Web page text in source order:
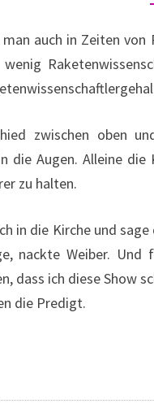
auch in Zeiten
zwischen oben
die Augen. Alleine
zu halten.
in die Kirche und
nackte Weiber.
dass ich diese Show
die Predigt.